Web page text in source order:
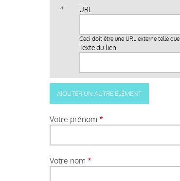
URL
Ceci doit être une URL externe telle que
Texte du lien
Votre prénom
Votre nom